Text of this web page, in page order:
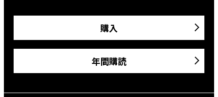
購入
年間購読